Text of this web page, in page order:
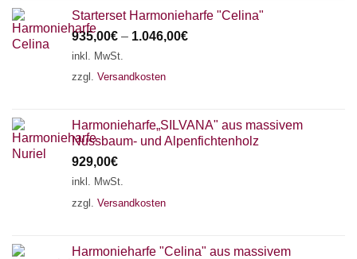
Starterset Harmonieharfe "Celina"
935,00€ – 1.046,00€
inkl. MwSt.
zzgl. Versandkosten
Harmonieharfe„SILVANA" aus massivem
Nussbaum- und Alpenfichtenholz
929,00€
inkl. MwSt.
zzgl. Versandkosten
Harmonieharfe "Celina" aus massivem